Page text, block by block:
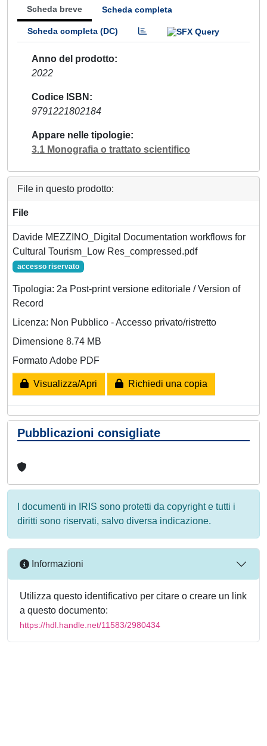
Scheda breve Scheda completa
Scheda completa (DC)
Anno del prodotto
2022
Codice ISBN
9791221802184
Appare nelle tipologie
3.1 Monografia o trattato scientifico
File in questo prodotto:
File
Davide MEZZINO_Digital Documentation workflows for
Cultural Tourism_Low Res_compressed.pdf
accesso riservato
Tipologia: 2a Post-print versione editoriale / Version of
Record
Licenza: Non Pubblico - Accesso privato/ristretto
Dimensione 8.74 MB
Formato Adobe PDF
Visualizza/Apri Richiedi una copia
Pubblicazioni consigliate
I documenti in IRIS sono protetti da copyright e tutti i
diritti sono riservati, salvo diversa indicazione.
Informazioni
Utilizza questo identificativo per citare o creare un link
a questo documento:
https://hdl.handle.net/11583/2980434